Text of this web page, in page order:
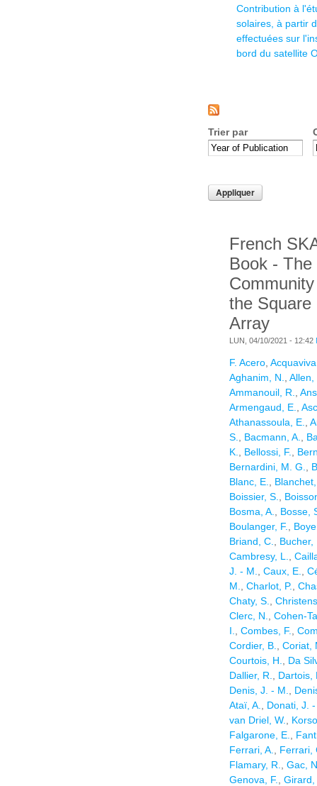
Contribution à
solaires, à partir
effectuées sur
bord du satellite
Trier par
French
Book -
the Square
Array
LUN, 04/10/2021 - 12:42
F. Acero
Aghanim, N.
Allen,
Ammanouil, R.
Armengaud, E.
Athanassoula, E.
S.
Bacmann, A.
K.
Bellossi, F.
Bernardini, M. G.
Blanc, E.
Boissier, S.
Bosma, A.
Bosse,
Boulanger, F.
Briand, C.
Bucher,
Cambresy, L.
J. - M.
Caux, E.
M.
Charlot, P.
Chaty, S.
Clerc, N.
Cohen-
I.
Combes, F.
Cordier, B.
Coriat,
Courtois, H.
Da
Dallier, R.
Dartois,
Denis, J. - M.
Ataï, A.
Donati, J. -
van Driel, W.
Falgarone, E.
Ferrari, A.
Ferrari,
Flamary, R.
Gac,
Genova, F.
Girard,